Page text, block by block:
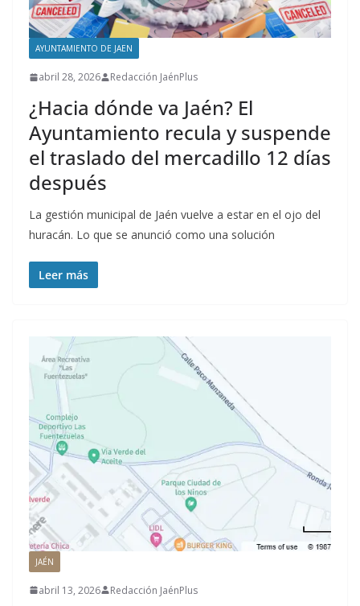
AYUNTAMIENTO DE JAEN
abril 28, 2026 Redacción JaénPlus
¿Hacia dónde va Jaén? El
Ayuntamiento recula y suspende
el traslado del mercadillo 12 días
después
La gestión municipal de Jaén vuelve a estar en el ojo del
huracán. Lo que se anunció como una solución
Leer más
JAÉN
abril 13, 2026 Redacción JaénPlus